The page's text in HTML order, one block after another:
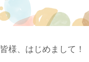
皆様、はじめまして！